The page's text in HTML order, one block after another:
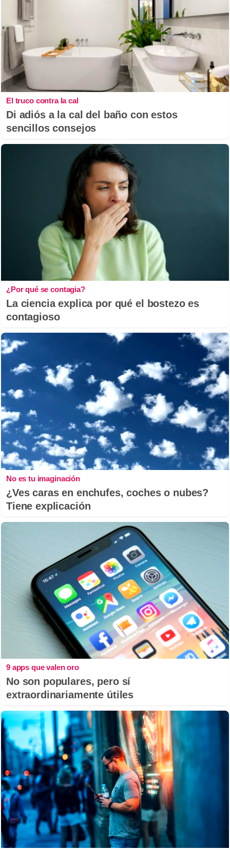
El truco contra la cal
Di adiós a la cal del baño con estos
sencillos consejos
¿Por qué se contagia?
La ciencia explica por qué el bostezo es
contagioso
No es tu imaginación
¿Ves caras en enchufes, coches o nubes?
Tiene explicación
9 apps que valen oro
No son populares, pero sí
extraordinariamente útiles